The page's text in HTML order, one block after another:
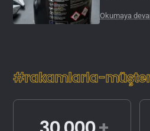
Balıkçılık
Okumaya
#rakamlarla-